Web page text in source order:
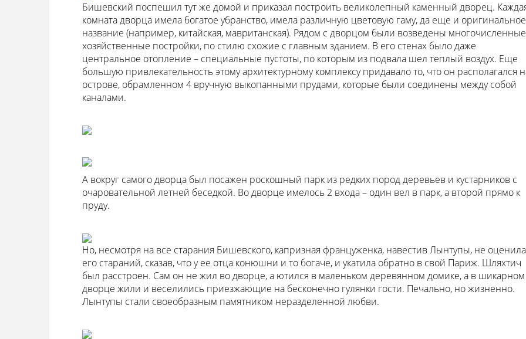
Бишевский поспешил тут же домой и приказал построить великолепный каменный дворец.
комната дворца имела богатое убранство, имела различную цветовую гаму, да еще и оригинальное
название (например, китайская, мавританская). Рядом с дворцом были возведены многочисленные
хозяйственные постройки, по стилю схожие с главным зданием. В его стенах было даже
центральное отопление – специальные пустоты, по которым из подвала шел теплый воздух. Еще
большую привлекательность этому архитектурному комплексу придавало то, что он располагался
острове, обрамленном 4 вручную выкопанными прудами, которые были соединены между собой
каналами.
А вокруг самого дворца был посажен роскошный парк из редких пород деревьев и кустарников с
очаровательной летней беседкой. Во дворце имелось 2 входа – один вел в парк, а второй прямо к
пруду.
Но, несмотря на все старания Бишевского, капризная француженка, навестив Лынтупы, не оценила
его стараний, сказав, что у ее отца конюшни и то богаче, и укатила обратно в свой Париж. Шляхтич
был расстроен. Сам он не жил во дворце, а ютился в маленьком деревянном домике, а в шикарном
дворце жили и веселились приезжающие на бесконечно гулянки гости. Печально, но жизненно.
Лынтупы стали своеобразным памятником неразделенной любви.